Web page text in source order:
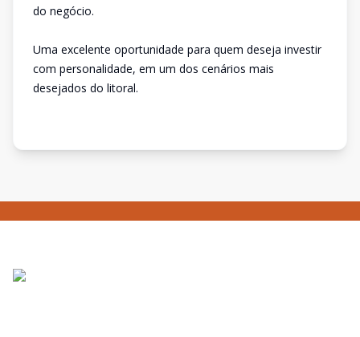
do negócio.
Uma excelente oportunidade para quem deseja investir
com personalidade, em um dos cenários mais
desejados do litoral.